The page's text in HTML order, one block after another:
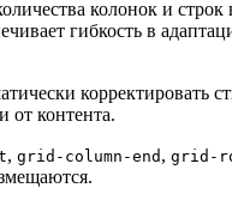
колонок и строк
гибкость в
корректировать
от контента.
, grid-column-end , grid-